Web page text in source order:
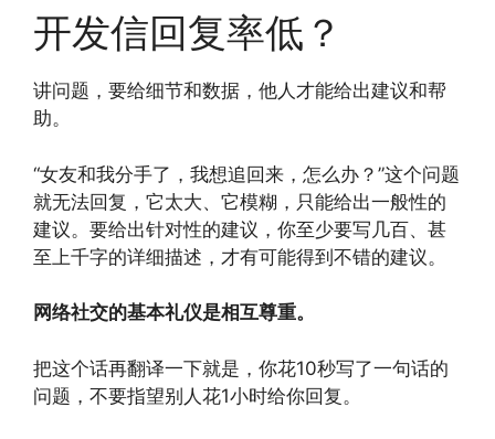
开发信回复率低？
讲问题，要给细节和数据，他人才能给出建议和帮
助。
“女友和我分手了，我想追回来，怎么办？”这个问题
就无法回复，它太大、它模糊，只能给出一般性的
建议。要给出针对性的建议，你至少要写几百、甚
至上千字的详细描述，才有可能得到不错的建议。
网络社交的基本礼仪是相互尊重。
把这个话再翻译一下就是，你花10秒写了一句话的
问题，不要指望别人花1小时给你回复。